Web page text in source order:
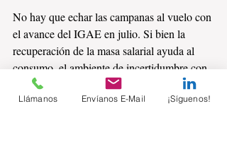
No hay que echar las campanas al vuelo con
el avance del IGAE en julio. Si bien la
recuperación de la masa salarial ayuda al
consumo, el ambiente de incertidumbre con
el TLCAN y falta de definiciones en las
políticas del nuevo gobierno pueden pesar
Llámanos Envíanos E-Mail ¡Síguenos!